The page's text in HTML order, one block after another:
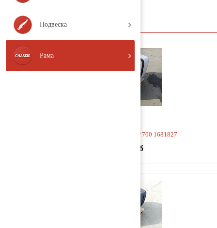
Подвеска
Рама
Бак топливный 1100*700*700 1681827
45 000 руб